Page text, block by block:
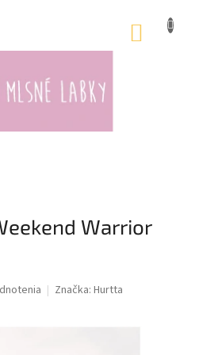
Warrior
Značka: Hurtta